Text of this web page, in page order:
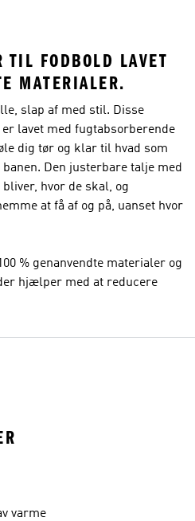
TIL FODBOLD LAVET
MATERIALER.
slap af med stil. Disse
lavet med fugtabsorberende
dig tør og klar til hvad som
Den justerbare talje med
hvor de skal, og
at få af og på, uanset hvor
% genanvendte materialer og
hjælper med at reducere
varme